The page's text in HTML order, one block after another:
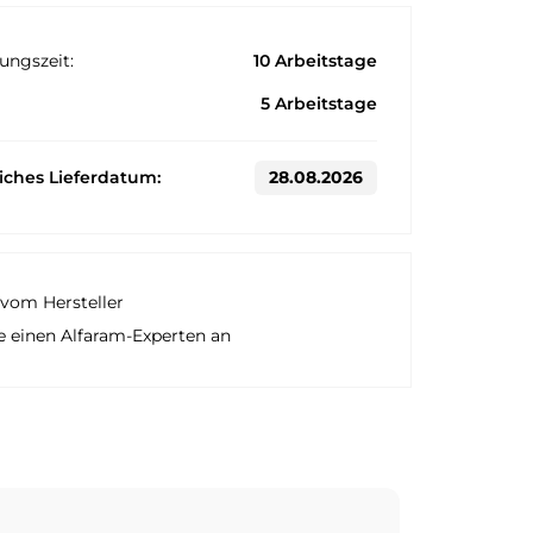
10 Arbeitstage
5 Arbeitstage
Lieferdatum: 28.08.2026
Hersteller
einen Alfaram-Experten an